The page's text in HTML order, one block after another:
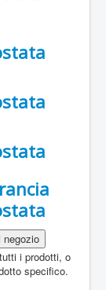
i prodotti, o
specifico.